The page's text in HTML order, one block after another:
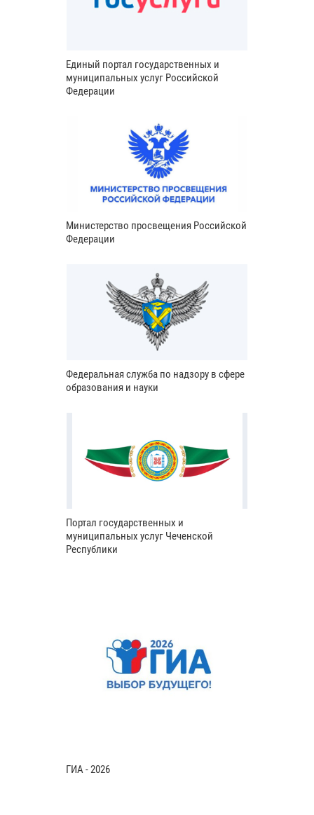
Единый портал государственных и
муниципальных услуг Российской
Федерации
Министерство просвещения Российской
Федерации
Федеральная служба по надзору в сфере
образования и науки
Портал государственных и
муниципальных услуг Чеченской
Республики
ГИА - 2026